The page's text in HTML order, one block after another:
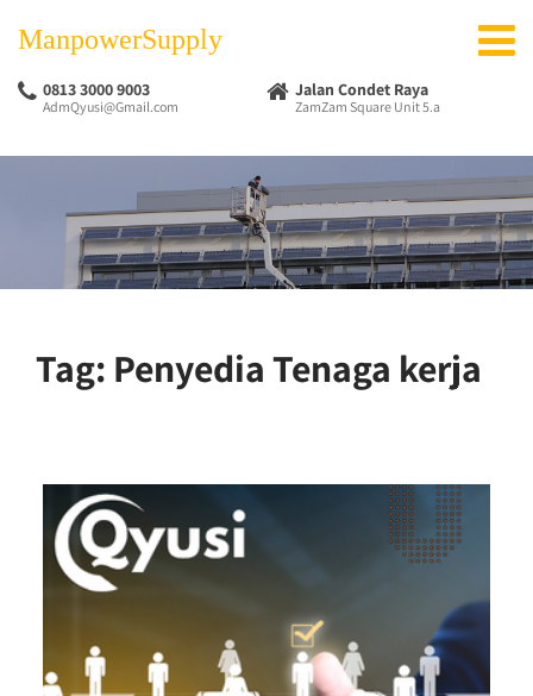
ManpowerSupply
0813 3000 9003
AdmQyusi@Gmail.com
Jalan Condet Raya
ZamZam Square Unit 5.a
Tag: Penyedia Tenaga kerja